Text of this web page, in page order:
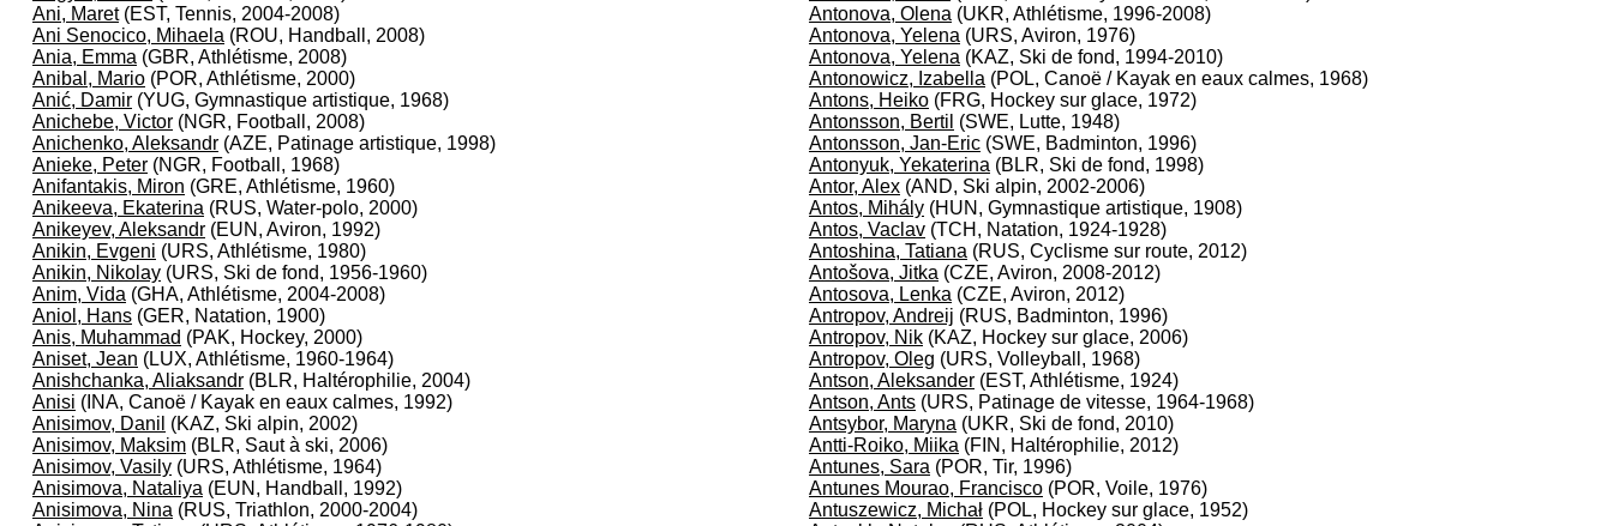
Ani, Maret(EST, Tennis, 2004-2008)
Ani Senocico, Mihaela (ROU, Handball, 2008)
Ania, Emma (GBR, Athlétisme, 2008)
Anibal, Mario (POR, Athlétisme, 2000)
Anić, Damir (YUG, Gymnastique artistique, 1968)
Anichebe, Victor (NGR, Football, 2008)
Anichenko, Aleksandr (AZE, Patinage artistique, 1998)
Anieke, Peter (NGR, Football, 1968)
Anifantakis, Miron (GRE, Athlétisme, 1960)
Anikeeva, Ekaterina (RUS, Water-polo, 2000)
Anikeyev, Aleksandr (EUN, Aviron, 1992)
Anikin, Evgeni (URS, Athlétisme, 1980)
Anikin, Nikolay (URS, Ski de fond, 1956-1960)
Anim, Vida (GHA, Athlétisme, 2004-2008)
Aniol, Hans (GER, Natation, 1900)
Anis, Muhammad (PAK, Hockey, 2000)
Aniset, Jean (LUX, Athlétisme, 1960-1964)
Anishchanka, Aliaksandr (BLR, Haltérophilie, 2004)
Anisi (INA, Canoë / Kayak en eaux calmes, 1992)
Anisimov, Danil (KAZ, Ski alpin, 2002)
Anisimov, Maksim (BLR, Saut à ski, 2006)
Anisimov, Vasily (URS, Athlétisme, 1964)
Anisimova, Nataliya (EUN, Handball, 1992)
Anisimova, Nina (RUS, Triathlon, 2000-2004)
Antonova, Olena (UKR, Athlétisme, 1996-2008)
Antonova, Yelena (URS, Aviron, 1976)
Antonova, Yelena (KAZ, Ski de fond, 1994-2010)
Antonowicz, Izabella (POL, Canoë / Kayak en eaux calmes, 1968)
Antons, Heiko (FRG, Hockey sur glace, 1972)
Antonsson, Bertil (SWE, Lutte, 1948)
Antonsson, Jan-Eric (SWE, Badminton, 1996)
Antonyuk, Yekaterina (BLR, Ski de fond, 1998)
Antor, Alex (AND, Ski alpin, 2002-2006)
Antos, Mihály (HUN, Gymnastique artistique, 1908)
Antos, Vaclav (TCH, Natation, 1924-1928)
Antoshina, Tatiana (RUS, Cyclisme sur route, 2012)
Antošova, Jitka (CZE, Aviron, 2008-2012)
Antosova, Lenka (CZE, Aviron, 2012)
Antropov, Andreij (RUS, Badminton, 1996)
Antropov, Nik (KAZ, Hockey sur glace, 2006)
Antropov, Oleg (URS, Volleyball, 1968)
Antson, Aleksander (EST, Athlétisme, 1924)
Antson, Ants (URS, Patinage de vitesse, 1964-1968)
Antsybor, Maryna (UKR, Ski de fond, 2010)
Antti-Roiko, Miika (FIN, Haltérophilie, 2012)
Antunes, Sara (POR, Tir, 1996)
Antunes Mourao, Francisco (POR, Voile, 1976)
Antuszewicz, Michał (POL, Hockey sur glace, 1952)